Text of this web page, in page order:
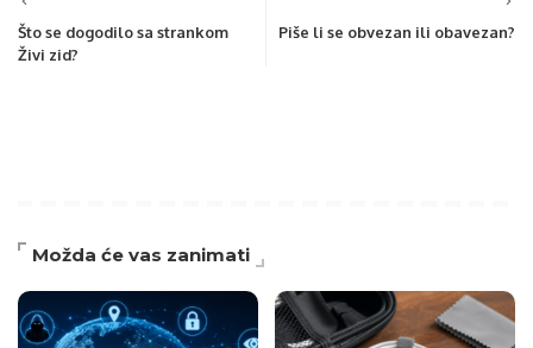
Što se dogodilo sa strankom
Živi zid?
Piše li se obvezan ili obavezan?
Možda će vas zanimati